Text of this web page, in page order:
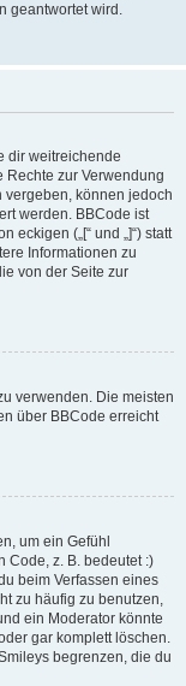
geantwortet wird.
dir weitreichende
Rechte zur Verwendung
können jedoch
werden. BBCode ist
eckigen („[“ und „]“) statt
Informationen zu
von der Seite zur
verwenden. Die meisten
über BBCode erreicht
um ein Gefühl
Code, z. B. bedeutet :)
beim Verfassen eines
zu häufig zu benutzen,
ein Moderator könnte
gar komplett löschen.
begrenzen, die du